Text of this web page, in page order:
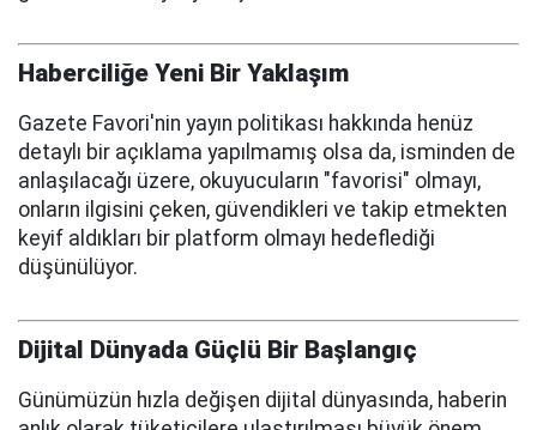
Haberciliğe Yeni Bir Yaklaşım
Gazete Favori'nin yayın politikası hakkında henüz
detaylı bir açıklama yapılmamış olsa da, isminden de
anlaşılacağı üzere, okuyucuların "favorisi" olmayı,
onların ilgisini çeken, güvendikleri ve takip etmekten
keyif aldıkları bir platform olmayı hedeflediği
düşünülüyor.
Dijital Dünyada Güçlü Bir Başlangıç
Günümüzün hızla değişen dijital dünyasında, haberin